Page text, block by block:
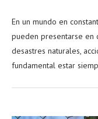
En un mundo en
pueden presentarse en
desastres naturales,
fundamental estar